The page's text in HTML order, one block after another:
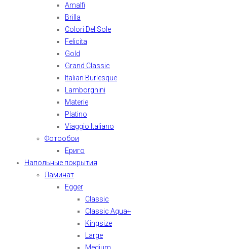
Amalfi
Brilla
Colori Del Sole
Felicita
Gold
Grand Classic
Italian Burlesque
Lamborghini
Materie
Platino
Viaggio Italiano
Фотообои
Ериго
Напольные покрытия
Ламинат
Egger
Classic
Classic Aqua+
Kingsize
Large
Medium